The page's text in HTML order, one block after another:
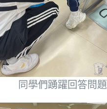
同學們踴躍回答問題